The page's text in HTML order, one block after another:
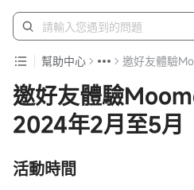
幫助中心
邀好友體驗
2024年2月至5月
活動時間